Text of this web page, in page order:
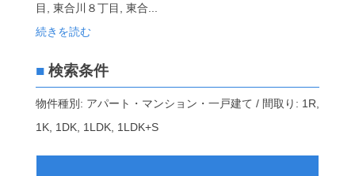
目, 東合川８丁目, 東合
続きを読む
■検索条件
物件種別: アパート・マンション・一戸建て / 間取り: 1R,
1K, 1DK, 1LDK, 1LDK+S